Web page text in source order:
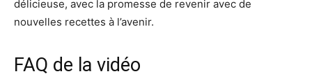
délicieuse, avec la promesse de revenir avec de
nouvelles recettes à l’avenir.
FAQ de la vidéo